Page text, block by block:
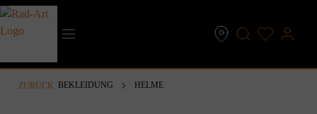
springen
ZURÜCK BEKLEIDUNG HELME